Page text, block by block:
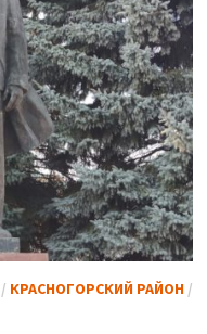
КРАСНОГОРСКИЙ РАЙОН/